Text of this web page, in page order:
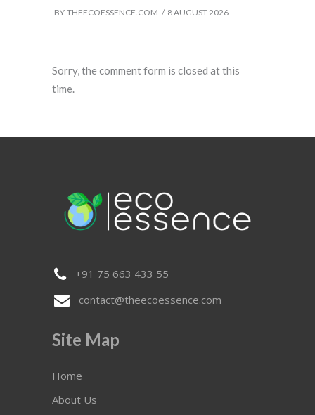
BY THEECOESSENCE.COM 8 AUGUST 2026
Sorry, the comment form is closed at this
time.
+91 75 663 433 55
contact@theecoessence.com
Site Map
Home
About Us